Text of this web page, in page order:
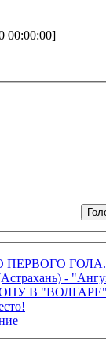
00:00:00]
ПЕРВОГО
-
В